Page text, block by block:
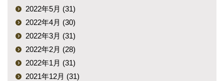
2022年5月 (31)
2022年4月 (30)
2022年3月 (31)
2022年2月 (28)
2022年1月 (31)
2021年12月 (31)